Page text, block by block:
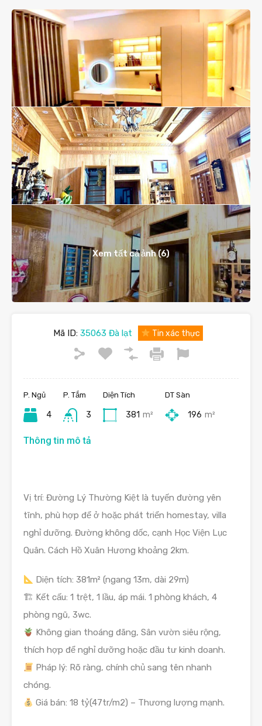
Xem tất cả ảnh (6)
Mã ID: 35063 Đà lạt Tin xác thực
P. Ngủ
4
P. Tắm
3
Diện Tích
381 m²
DT Sàn
196 m²
Thông tin mô tả
Vị trí: Đường Lý Thường Kiệt là tuyến đường yên
tĩnh, phù hợp để ở hoặc phát triển homestay, villa
nghỉ dưỡng. Đường không dốc, cạnh Học Viện Lục
Quân. Cách Hồ Xuân Hương khoảng 2km.
Diện tích: 381m² (ngang 13m, dài 29m)
🏗 Kết cấu: 1 trệt, 1 lầu, áp mái. 1 phòng khách, 4
phòng ngũ, 3wc.
Không gian thoáng đãng, Sân vườn siêu rộng,
thích hợp để nghỉ dưỡng hoặc đầu tư kinh doanh.
Pháp lý: Rõ ràng, chính chủ sang tên nhanh
chóng.
Giá bán: 18 tỷ(47tr/m2) – Thương lượng mạnh.